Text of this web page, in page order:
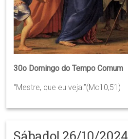
30o Domingo do Tempo Comum
“Mestre, que eu veja!”(Mc10,51)
Sábado| 26/10/2024